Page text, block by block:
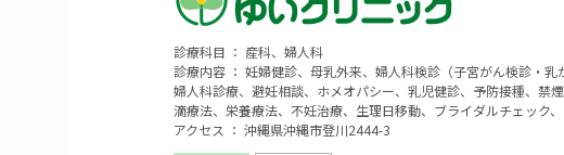
診療科目 ： 産科、婦人科
診療内容 ： 妊婦健診、母乳外来、婦人科検診（子宮がん検診・乳
婦人科診療、避妊相談、ホメオパシー、乳児健診、予防接種、禁
滴療法、栄養療法、不妊治療、生理日移動、ブライダルチェック
アクセス ： 沖縄県沖縄市登川2444-3